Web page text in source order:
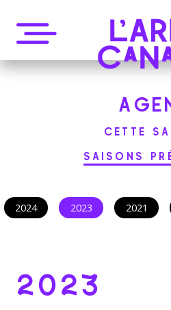
CETTE
SAISONS
2024 2023 2021
2023